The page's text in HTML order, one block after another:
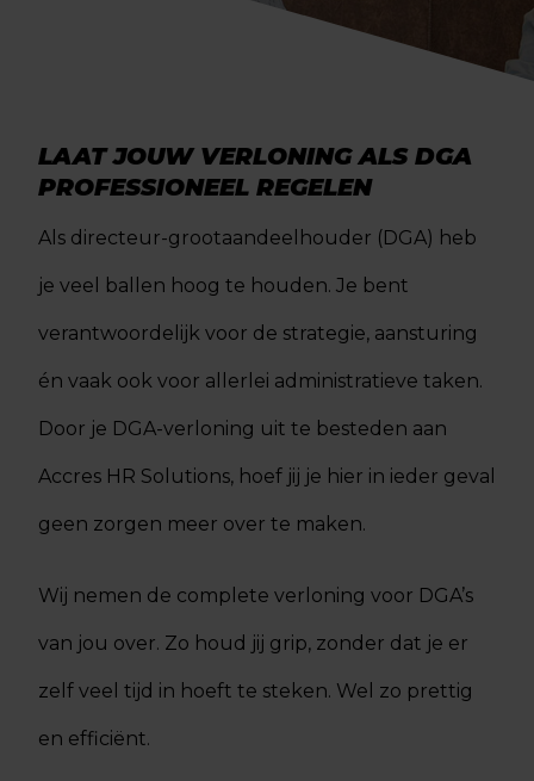
LAAT JOUW VERLONING ALS DGA
PROFESSIONEEL REGELEN
Als directeur-grootaandeelhouder (DGA) heb
je veel ballen hoog te houden. Je bent
verantwoordelijk voor de strategie, aansturing
én vaak ook voor allerlei administratieve taken.
Door je DGA-verloning uit te besteden aan
Accres HR Solutions, hoef jij je hier in ieder geval
geen zorgen meer over te maken.
Wij nemen de complete verloning voor DGA’s
van jou over. Zo houd jij grip, zonder dat je er
zelf veel tijd in hoeft te steken. Wel zo prettig
en efficiënt.